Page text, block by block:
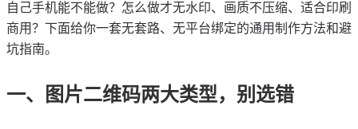
自己手机能不能做？怎么做才无水印、画质不压缩、适合印刷
商用？下面给你一套无套路、无平台绑定的通用制作方法和避
坑指南。
一、图片二维码两大类型，别选错